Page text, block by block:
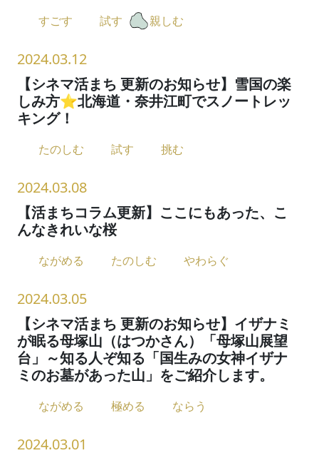
すごす 試す 親しむ
2024.03.12
【シネマ活まち 更新のお知らせ】雪国の楽
しみ方⭐︎北海道・奈井江町でスノートレッ
キング！
たのしむ 試す 挑む
2024.03.08
【活まちコラム更新】ここにもあった、こ
んなきれいな桜
ながめる たのしむ やわらぐ
2024.03.05
【シネマ活まち 更新のお知らせ】イザナミ
が眠る母塚山（はつかさん）「母塚山展望
台」～知る人ぞ知る「国生みの女神イザナ
ミのお墓があった山」をご紹介します。
ながめる 極める ならう
2024.03.01